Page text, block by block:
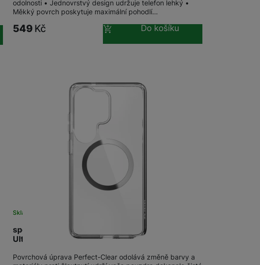
odolnosti • Jednovrstvý design udržuje telefon lehký •
Měkký povrch poskytuje maximální pohodlí…
549 Kč Do košíku
speck Presidio P. Clear + Magnet Galaxy S26
Ultra
Skladem
Povrchová úprava Perfect-Clear odolává změně barvy a